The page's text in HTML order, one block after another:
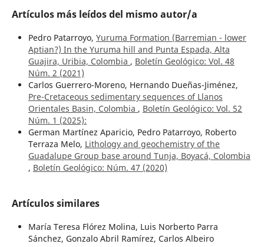
Artículos más leídos del mismo autor/a
Pedro Patarroyo, Yuruma Formation (Barremian - lower
Aptian?) In the Yuruma hill and Punta Espada, Alta
Guajira, Uribia, Colombia , Boletín Geológico: Vol. 48
Núm. 2 (2021)
Carlos Guerrero-Moreno, Hernando Dueñas-Jiménez,
Pre-Cretaceous sedimentary sequences of Llanos
Orientales Basin, Colombia , Boletín Geológico: Vol. 52
Núm. 1 (2025):
German Martínez Aparicio, Pedro Patarroyo, Roberto
Terraza Melo, Lithology and geochemistry of the
Guadalupe Group base around Tunja, Boyacá, Colombia
, Boletín Geológico: Núm. 47 (2020)
Artículos similares
María Teresa Flórez Molina, Luis Norberto Parra
Sánchez, Gonzalo Abril Ramírez, Carlos Albeiro